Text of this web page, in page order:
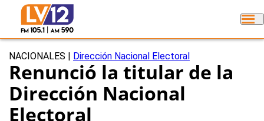
NACIONALES Dirección Nacional Electoral
Renunció la titular de la
Dirección Nacional
Electoral